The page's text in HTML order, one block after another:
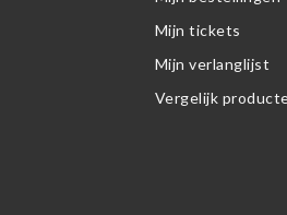
Mijn tickets
Mijn verlanglijst
Vergelijk